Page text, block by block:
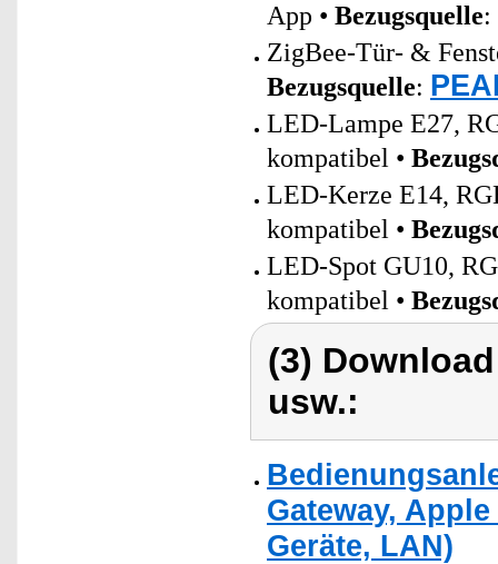
App • Bezugsquelle:
ZigBee-Tür- &
Bezugsquelle:
LED-Lampe E27,
kompatibel •
LED-Kerze E14,
kompatibel •
LED-Spot GU10,
kompatibel •
(3)
usw.:
Gateway,
Geräte, LAN)